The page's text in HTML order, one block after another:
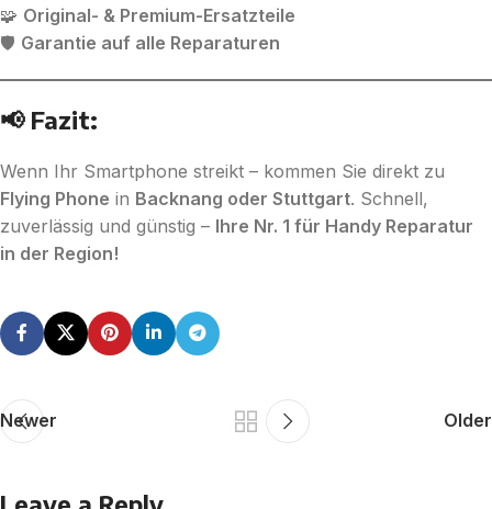
🧩 Original- & Premium-Ersatzteile
🛡️ Garantie auf alle Reparaturen
📢 Fazit:
Wenn Ihr Smartphone streikt – kommen Sie direkt zu
Flying Phone in Backnang oder Stuttgart. Schnell,
zuverlässig und günstig – Ihre Nr. 1 für Handy Reparatur
in der Region!
Newer Older